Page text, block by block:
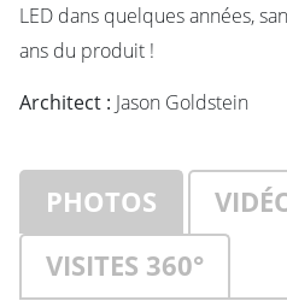
LED dans quelques années,
ans du produit !
Architect : Jason Goldstein
PHOTOS
VISITES 360°